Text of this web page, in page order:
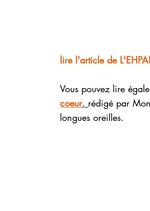
lire l'article de
Vous pouvez lire
coeur, rédigé par
longues oreilles.